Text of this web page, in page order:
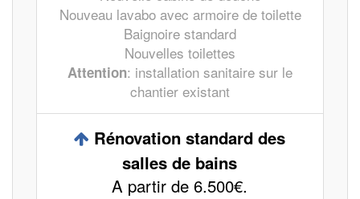
Nouveau lavabo avec armoire de toilette
Baignoire standard
Nouvelles toilettes
Attention: installation sanitaire sur le
chantier existant
Rénovation standard des
salles de bains
A partir de 6.500€.